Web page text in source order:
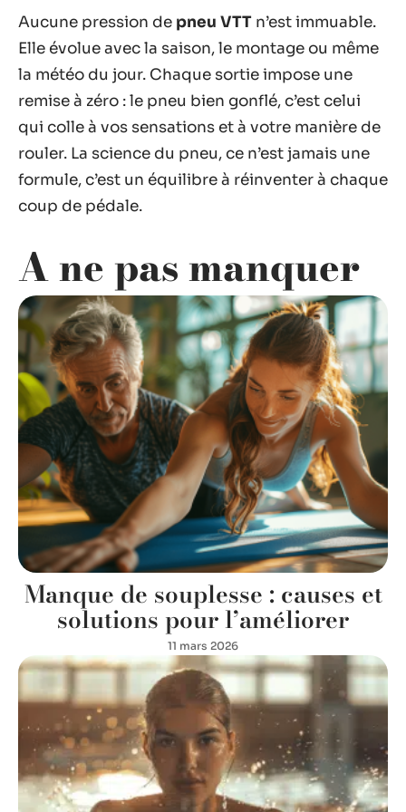
Aucune pression de pneu VTT n’est immuable.
Elle évolue avec la saison, le montage ou même
la météo du jour. Chaque sortie impose une
remise à zéro : le pneu bien gonflé, c’est celui
qui colle à vos sensations et à votre manière de
rouler. La science du pneu, ce n’est jamais une
formule, c’est un équilibre à réinventer à chaque
coup de pédale.
A ne pas manquer
Manque de souplesse : causes et
solutions pour l’améliorer
11 mars 2026